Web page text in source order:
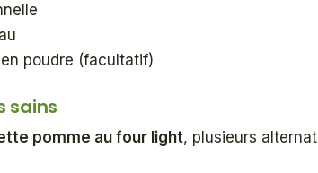
poudre (facultatif)
sains
pomme au four light, plusieurs